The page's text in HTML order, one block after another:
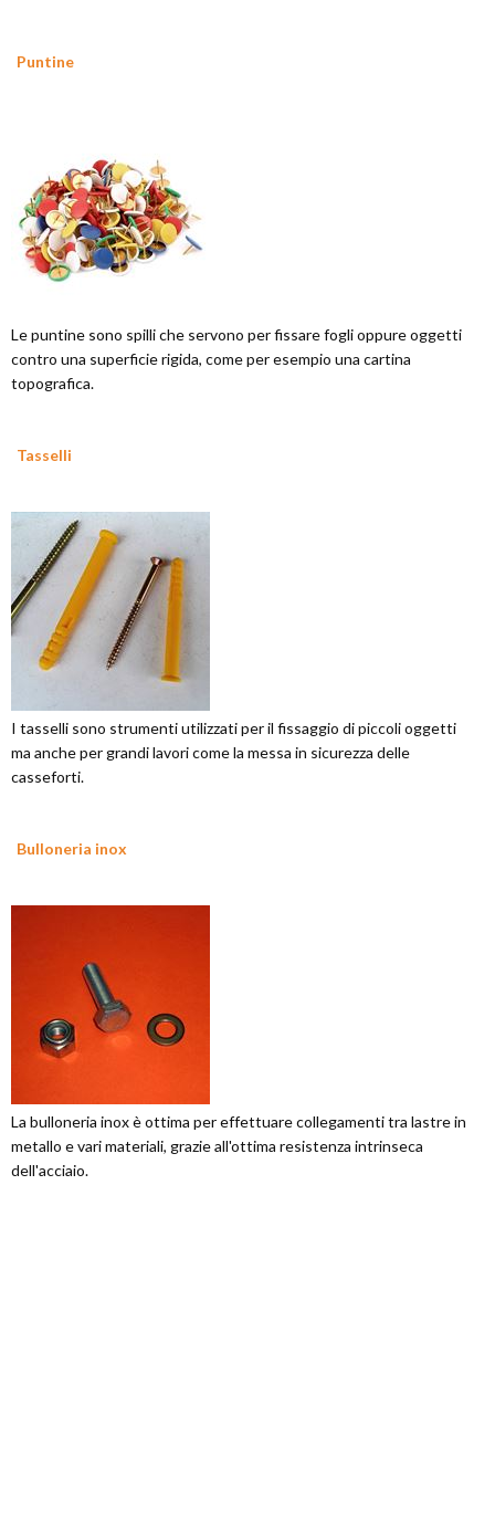
Puntine
Le puntine sono spilli che servono per fissare fogli oppure oggetti
contro una superficie rigida, come per esempio una cartina
topografica.
Tasselli
I tasselli sono strumenti utilizzati per il fissaggio di piccoli oggetti
ma anche per grandi lavori come la messa in sicurezza delle
casseforti.
Bulloneria inox
La bulloneria inox è ottima per effettuare collegamenti tra lastre in
metallo e vari materiali, grazie all'ottima resistenza intrinseca
dell'acciaio.